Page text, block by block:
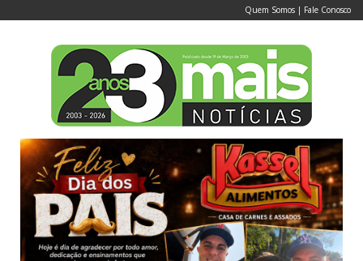
Quem Somos | Fale Conosco